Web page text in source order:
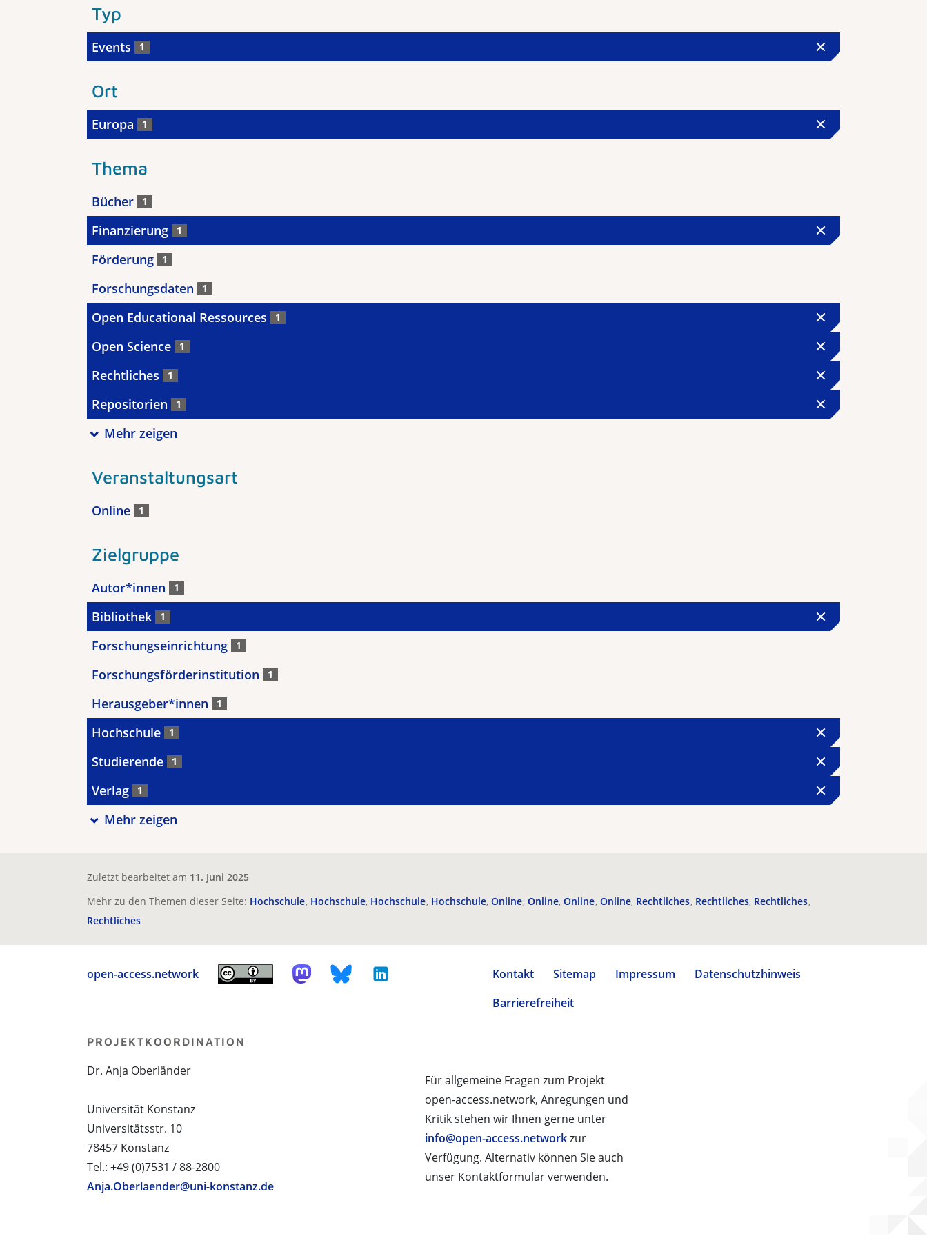
Typ
Events 1
Ort
Europa 1
Thema
Bücher 1
Finanzierung 1
Förderung 1
Forschungsdaten 1
Open Educational Ressources 1
Open Science 1
Rechtliches 1
Repositorien 1
Mehr zeigen
Veranstaltungsart
Online 1
Zielgruppe
Autor*innen 1
Bibliothek 1
Forschungseinrichtung 1
Forschungsförderinstitution 1
Herausgeber*innen 1
Hochschule 1
Studierende 1
Verlag 1
Mehr zeigen
Zuletzt bearbeitet am 11. Juni 2025
Mehr zu den Themen dieser Seite: Hochschule Hochschule Hochschule Hochschule Online Online Online Online Rechtliches Rechtliches Rechtliches
Rechtliches
open-access.network Kontakt Sitemap Impressum
Datenschutzhinweis
Barrierefreiheit
Für allgemeine Fragen zum Projekt
open-access.network, Anregungen und
Kritik stehen wir Ihnen gerne unter
info@open-access.networkzur
Verfügung. Alternativ können Sie auch
unser Kontaktformular verwenden.
PROJEKTKOORDINATION
Dr. Anja Oberländer
Universität Konstanz
Universitätsstr. 10
78457 Konstanz
Tel.: +49 (0)7531 / 88-2800
Anja.Oberlaender@uni-konstanz.de